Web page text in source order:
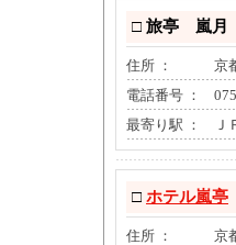
□ 旅亭 嵐月
住所 ：
京
電話番号 ：
最寄り駅 ：
Ｊ
□ ホテル嵐亭
住所 ：
京